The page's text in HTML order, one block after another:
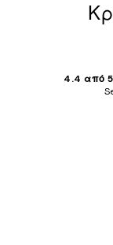
4.4 από